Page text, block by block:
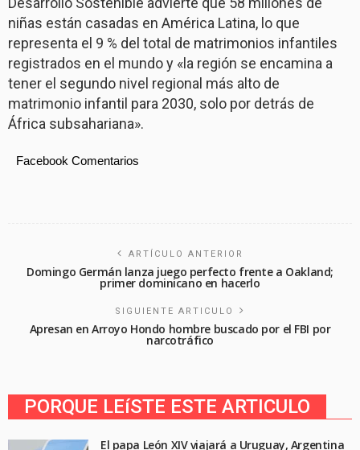
niñas están casadas en América Latina, lo que
representa el 9 % del total de matrimonios infantiles
registrados en el mundo y «la región se encamina a
tener el segundo nivel regional más alto de
matrimonio infantil para 2030, solo por detrás de
África subsahariana».
Facebook Comentarios
ARTÍCULO ANTERIOR
Domingo Germán lanza juego perfecto frente a Oakland;
primer dominicano en hacerlo
SIGUIENTE ARTICULO
Apresan en Arroyo Hondo hombre buscado por el FBI por
narcotráfico
PORQUE LEíSTE ESTE ARTICULO
El papa León XIV viajará a Uruguay, Argentina